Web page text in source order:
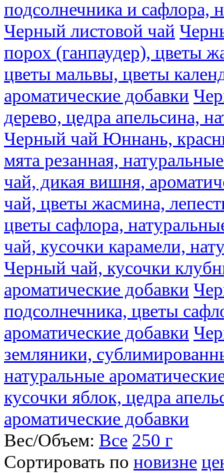
подсолнечника и сафлора,
Черный листовой чай
порох (ганпаудер), цветы
цветы мальвы, цветы
ароматические добавки
дерево, цедра апельсина,
Черный чай Юннань,
мята резанная,
чай, дикая вишня,
чай, цветы жасмина,
цветы сафлора,
чай, кусочки карамели,
Черный чай, кусочки
ароматические добавки
подсолнечника, цветы
ароматические добавки
земляники,
натуральные
кусочки яблок, цедра
ароматические добавки
Вес/Объем: Все 250 г
Сортировать по новизне